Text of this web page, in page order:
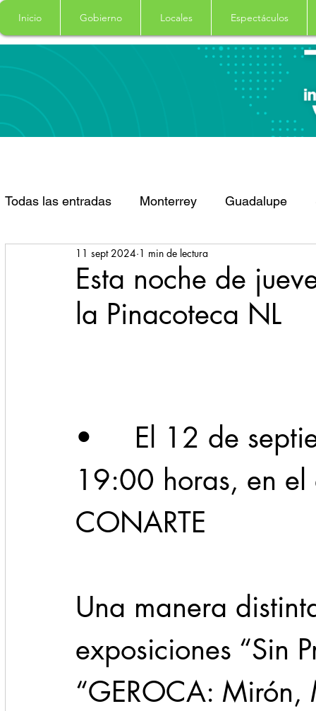
Inicio Gobierno Locales Espectáculos
Todas las entradas Monterrey Guadalupe
Santa Catarina San Pedro Garza Garcia
Espectaculos Clima Principal
1 enero 31abr
Esta noche de
la Pinacoteca NL
11 sept 2024 1 min de lectura
•     El 12 de
19:00 horas, en
CONARTE
Una manera
exposiciones “Sin
“GEROCA: Mirón,